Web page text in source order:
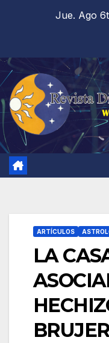
Jue. Ago
ARTÍCULOS
LA